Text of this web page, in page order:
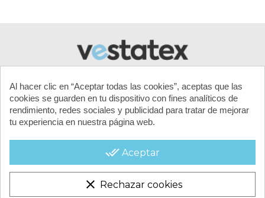
CONTACTA CON NOSOTROS
CONDICIONES COMERCIALES
Al hacer clic en “Aceptar todas las cookies”, aceptas que las
cookies se guarden en tu dispositivo con fines analíticos de
rendimiento, redes sociales y publicidad para tratar de mejorar
tu experiencia en nuestra página web.
done_all Aceptar
clear Rechazar cookies